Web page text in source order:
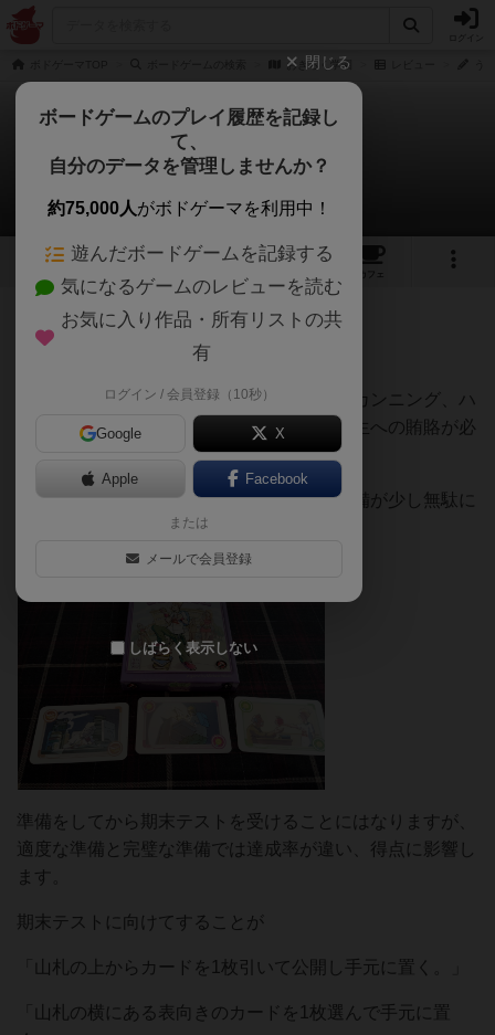
おきらく学園
おきらく学園
うらまこさんのレビュー
1 1
カフェ
111名 0名 0 11ヶ月前
期末テストを乗り切るには、適度な勉強とカンニング、ハ
ッキングや直接の答案用紙の事前確認、先生への賄賂が必
たまにバレたり誘惑に負けたりすると、準備が少し無駄に
準備をしてから期末テストを受けることにはなりますが、
適度な準備と完璧な準備では達成率が違い、得点に影響し
ます。
期末テストに向けてすることが
「山札の上からカードを1枚引いて公開し手元に置く。」
「山札の横にある表向きのカードを1枚選んで手元に置
閉じる
ボードゲームのプレイ履歴を記録し
て、
自分のデータを管理しませんか？
約75,000人がボドゲーマを利用中！
遊んだボードゲームを記録する
気になるゲームのレビューを読む
お気に入り作品・所有リストの共
有
ログイン / 会員登録（10秒）
Google X
Apple Facebook
または
メールで会員登録
しばらく表示しない